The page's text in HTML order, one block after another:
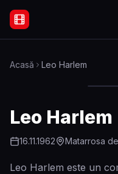
Filme Online Subtitrate
Acasă Leo Harlem
Leo Harlem
16.11.1962 Matarrosa
Leo Harlem este un